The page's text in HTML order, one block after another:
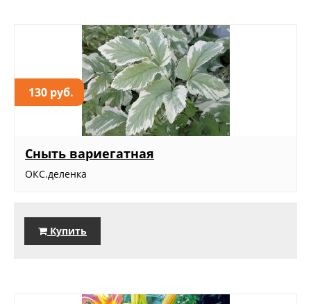
130 руб.
Сныть вариегатная
ОКС.деленка
Купить